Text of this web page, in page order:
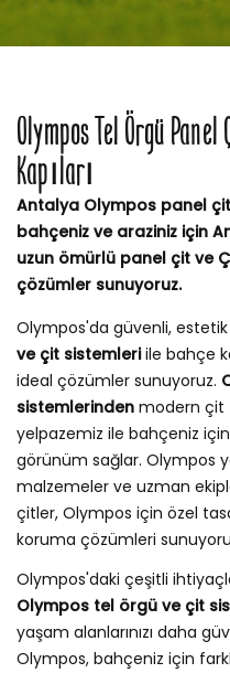
Olympos Tel Örgü
Kapıları
Antalya Olympos panel
bahçeniz ve araziniz için
uzun ömürlü panel çit ve
çözümler sunuyoruz.
Olympos'da güvenli, estetik
ve çit sistemleriile bahçe
ideal çözümler sunuyoruz.
sistemlerinden modern çit
yelpazemiz ile bahçeniz
görünüm sağlar. Olympos
malzemeler ve uzman
çitler, Olympos için özel
koruma çözümleri
Olympos'daki çeşitli
Olympos tel örgü ve çit
yaşam alanlarınızı daha
Olympos, bahçeniz için